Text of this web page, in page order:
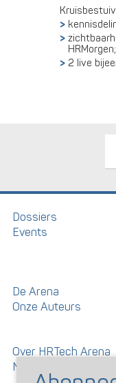
HRMorgen;
2 live
Dossiers
Events
De Arena
Onze Auteurs
Over HRTech Arena
Nieuwsbrief